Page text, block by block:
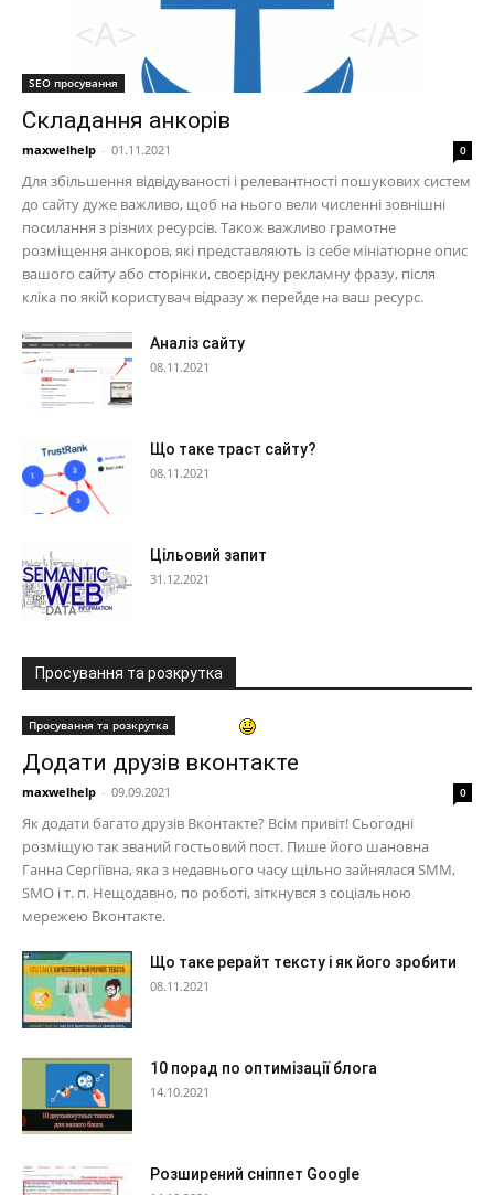
SEO просування
Складання анкорів
maxwelhelp - 01.11.2021 0
Для збільшення відвідуваності і релевантності пошукових систем
до сайту дуже важливо, щоб на нього вели численні зовнішні
посилання з різних ресурсів. Також важливо грамотне
розміщення анкоров, які представляють із себе мініатюрне опис
вашого сайту або сторінки, своєрідну рекламну фразу, після
кліка по якій користувач відразу ж перейде на ваш ресурс.
Аналіз сайту
08.11.2021
Що таке траст сайту?
08.11.2021
Цільовий запит
31.12.2021
Просування та розкрутка
Просування та розкрутка
Додати друзів вконтакте
maxwelhelp - 09.09.2021 0
Як додати багато друзів Вконтакте? Всім привіт! Сьогодні
розміщую так званий гостьовий пост. Пише його шановна
Ганна Сергіївна, яка з недавнього часу щільно зайнялася SMM,
SMO і т. п. Нещодавно, по роботі, зіткнувся з соціальною
мережею Вконтакте.
Що таке рерайт тексту і як його зробити
08.11.2021
10 порад по оптимізації блога
14.10.2021
Розширений сніппет Google